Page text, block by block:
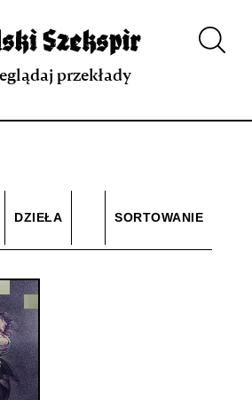
Indeks strony Aplikacja
przekłady
DZIEŁA SORTOWANIE